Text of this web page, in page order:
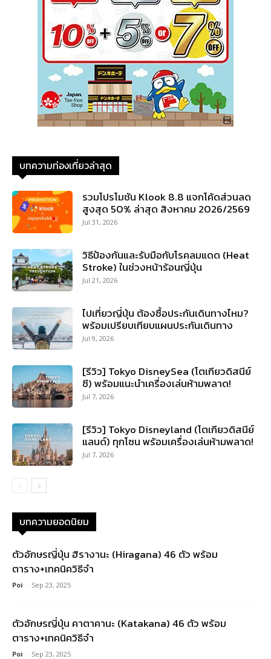
บทความท่องเที่ยวล่าสุด
รวมโปรโมชัน Klook 8.8 แจกโค้ดส่วนลด
สูงสุด 50% ล่าสุด สิงหาคม 2026/2569
Jul 31, 2026
วิธีป้องกันและรับมือกับโรคลมแดด (Heat
Stroke) ในช่วงหน้าร้อนญี่ปุ่น
Jul 21, 2026
ไปเที่ยวญี่ปุ่น ต้องซื้อประกันเดินทางไหม?
พร้อมเปรียบเทียบแผนประกันเดินทาง
Jul 9, 2026
[รีวิว] Tokyo DisneySea (โตเกียวดิสนีย์
ซี) พร้อมแนะนำเครื่องเล่นห้ามพลาด!
Jul 7, 2026
[รีวิว] Tokyo Disneyland (โตเกียวดิสนีย์
แลนด์) ทุกโซน พร้อมเครื่องเล่นห้ามพลาด!
Jul 7, 2026
บทความยอดนิยม
ตัวอักษรญี่ปุ่น ฮิรางานะ (Hiragana) 46 ตัว พร้อม
ตาราง+เทคนิควิธีจำ
Poi - Sep 23, 2025
ตัวอักษรญี่ปุ่น คาตาคานะ (Katakana) 46 ตัว พร้อม
ตาราง+เทคนิควิธีจำ
Poi - Sep 23, 2025